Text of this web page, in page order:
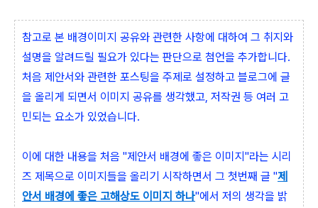
참고로 본 배경이미지 공유와 관련한 사항에 대하여 그 취지와
설명을 알려드릴 필요가 있다는 판단으로 첨언을 추가합니다.
처음 제안서와 관련한 포스팅을 주제로 설정하고 블로그에 글
을 올리게 되면서 이미지 공유를 생각했고, 저작권 등 여러 고
민되는 요소가 있었습니다.
이에 대한 내용을 처음 "제안서 배경에 좋은 이미지"라는 시리
즈 제목으로 이미지들을 올리기 시작하면서 그 첫번째 글 "제
안서 배경에 좋은 고해상도 이미지 하나"에서 저의 생각을 밝